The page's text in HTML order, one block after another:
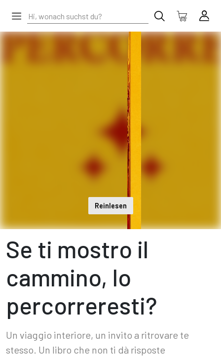
Reinlesen
Se ti mostro il
cammino, lo
percorreresti?
Un viaggio interiore, un invito a ritrovare te
stesso. Un libro che non ti dà risposte